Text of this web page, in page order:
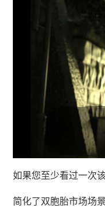
如果您至少看过一次
简化了双胞胎市场场